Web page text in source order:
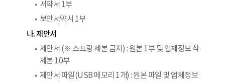
서약서 1부
보안서약서 1부
나. 제안서
제안서 (※ 스프링 제본 금지) : 원본 1부 및 업체정보 삭
제본 10부
제안서 파일(USB 메모리 1개) : 원본 파일 및 업체정보